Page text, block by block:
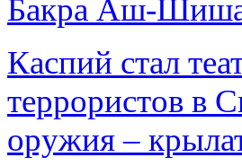
Бакра Аш-
Каспий стал
террористов в
оружия –